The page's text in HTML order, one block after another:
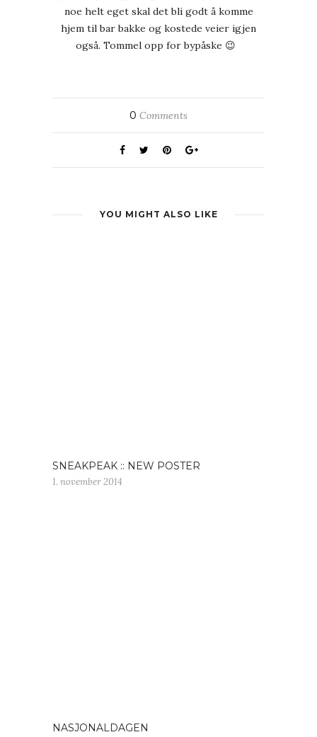
noe helt eget skal det bli godt å komme
hjem til bar bakke og kostede veier igjen
også. Tommel opp for bypåske 😉
0 Comments
YOU MIGHT ALSO LIKE
SNEAKPEAK :: NEW POSTER
1. november 2014
NASJONALDAGEN